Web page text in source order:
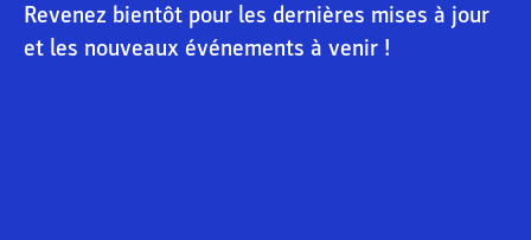
Revenez bientôt pour les dernières mises à jour
et les nouveaux événements à venir !